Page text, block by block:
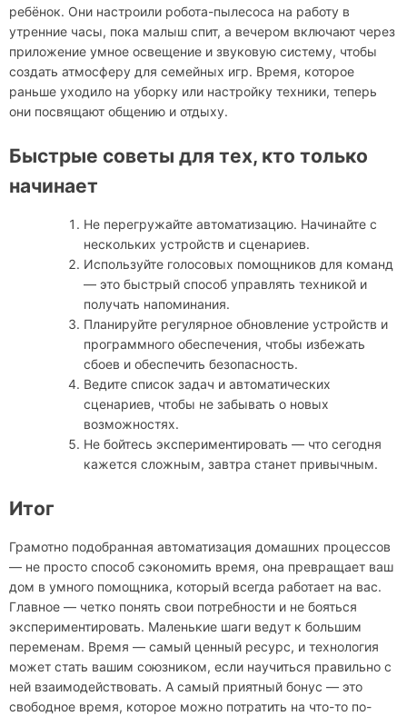
ребёнок. Они настроили робота-пылесоса на работу в
утренние часы, пока малыш спит, а вечером включают через
приложение умное освещение и звуковую систему, чтобы
создать атмосферу для семейных игр. Время, которое
раньше уходило на уборку или настройку техники, теперь
они посвящают общению и отдыху.
Быстрые советы для тех, кто только
начинает
Не перегружайте автоматизацию. Начинайте с
нескольких устройств и сценариев.
Используйте голосовых помощников для команд
— это быстрый способ управлять техникой и
получать напоминания.
Планируйте регулярное обновление устройств и
программного обеспечения, чтобы избежать
сбоев и обеспечить безопасность.
Ведите список задач и автоматических
сценариев, чтобы не забывать о новых
возможностях.
Не бойтесь экспериментировать — что сегодня
кажется сложным, завтра станет привычным.
Итог
Грамотно подобранная автоматизация домашних процессов
— не просто способ сэкономить время, она превращает ваш
дом в умного помощника, который всегда работает на вас.
Главное — четко понять свои потребности и не бояться
экспериментировать. Маленькие шаги ведут к большим
переменам. Время — самый ценный ресурс, и технология
может стать вашим союзником, если научиться правильно с
ней взаимодействовать. А самый приятный бонус — это
свободное время, которое можно потратить на что-то по-